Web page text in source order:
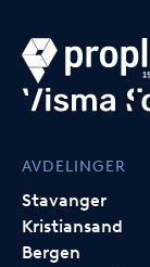
AVDELINGER
Stavanger
Kristiansand
Bergen